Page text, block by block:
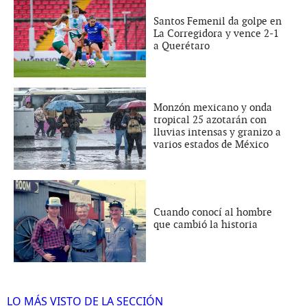
Santos Femenil da golpe en
La Corregidora y vence 2-1
a Querétaro
Monzón mexicano y onda
tropical 25 azotarán con
lluvias intensas y granizo a
varios estados de México
Cuando conocí al hombre
que cambió la historia
LO MÁS VISTO DE LA SECCIÓN